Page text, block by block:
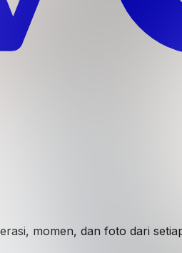
momen, dan foto dari